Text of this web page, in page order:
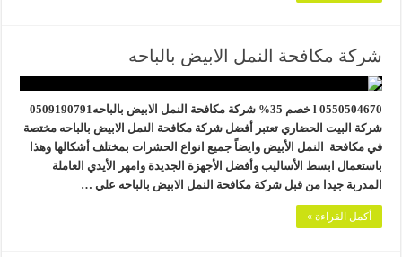
شركة مكافحة النمل الابيض بالباحه
0550504670 l خصم 35% شركة مكافحة النمل الابيض بالباحه0509190791
شركة البيت الحضاري تعتبر أفضل شركة مكافحة النمل الابيض بالباحه مختصة
في مكافحة النمل الأبيض وايضاً جميع انواع الحشرات بمختلف أشكالها وهذا
باستعمال ابسط الأساليب وأفضل الأجهزة الجديدة وامهر الأيدي العاملة
المدربة جيدا من قبل شركة مكافحة النمل الابيض بالباحه علي …
أكمل القراءة »